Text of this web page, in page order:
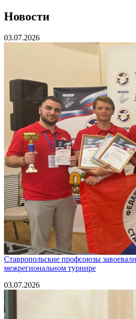
Новости
03.07.2026
Ставропольские профсоюзы
межрегиональном турнире
03.07.2026